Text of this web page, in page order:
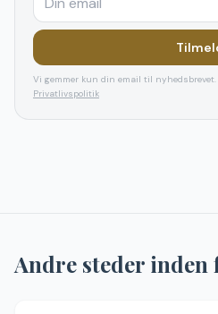
Vi gemmer kun din email til
Privatlivspolitik
Andre steder inden